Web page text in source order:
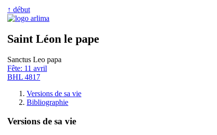
↑ début
Saint Léon le pape
Sanctus Leo papa
Fête: 11 avril
BHL 4817
Versions de sa vie
Bibliographie
Versions de sa vie